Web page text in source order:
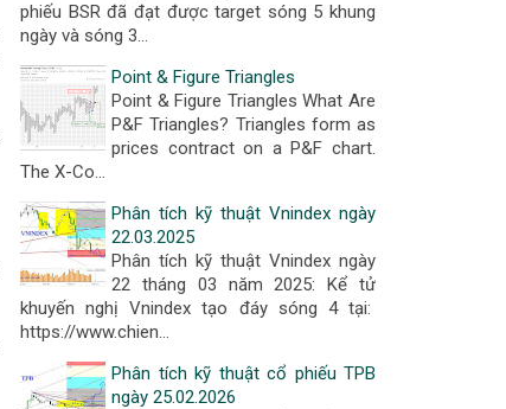
phiếu BSR đã đạt được target sóng 5 khung
ngày và sóng 3…
Point & Figure Triangles
Point & Figure Triangles What Are
P&F Triangles? Triangles form as
prices contract on a P&F chart.
The X-Co…
Phân tích kỹ thuật Vnindex ngày
22.03.2025
Phân tích kỹ thuật Vnindex ngày
22 tháng 03 năm 2025: Kể tử
khuyến nghị Vnindex tạo đáy sóng 4 tại:
https://www.chien…
Phân tích kỹ thuật cổ phiếu TPB
ngày 25.02.2026